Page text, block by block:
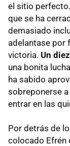
el sitio
que se ha
demasiado
adelantase por
victoria. Un
una bonita
ha sabido
sobreponerse
entrar en las
Por detrás de
colocado Efrén